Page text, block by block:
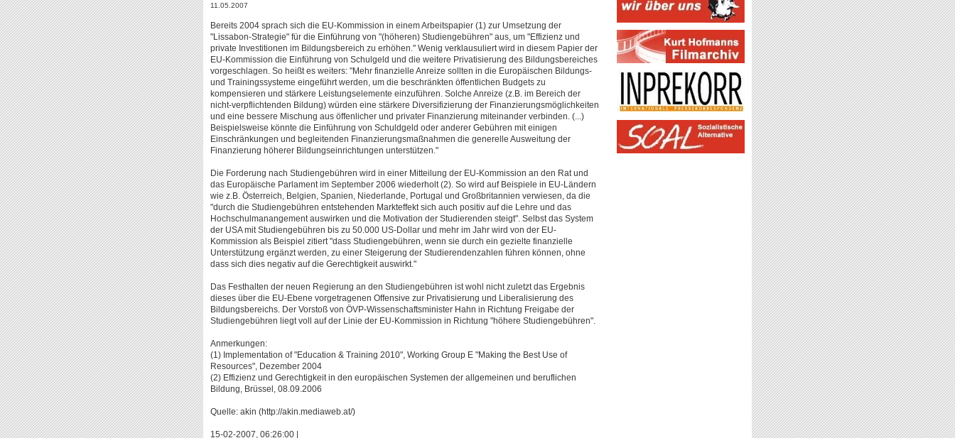
11.05.2007
Bereits 2004 sprach sich die EU-Kommission in einem Arbeitspapier (1) zur Umsetzung der
"Lissabon-Strategie" für die Einführung von "(höheren) Studiengebühren" aus, um "Effizienz und
private Investitionen im Bildungsbereich zu erhöhen." Wenig verklausuliert wird in diesem Papier der
EU-Kommission die Einführung von Schulgeld und die weitere Privatisierung des Bildungsbereiches
vorgeschlagen. So heißt es weiters: "Mehr finanzielle Anreize sollten in die Europäischen Bildungs-
und Trainingssysteme eingeführt werden, um die beschränkten öffentlichen Budgets zu
kompensieren und stärkere Leistungselemente einzuführen. Solche Anreize (z.B. im Bereich der
nicht-verpflichtenden Bildung) würden eine stärkere Diversifizierung der Finanzierungsmöglichkeiten
und eine bessere Mischung aus öffenlicher und privater Finanzierung miteinander verbinden. (...)
Beispielsweise könnte die Einführung von Schuldgeld oder anderer Gebühren mit einigen
Einschränkungen und begleitenden Finanzierungsmaßnahmen die generelle Ausweitung der
Finanzierung höherer Bildungseinrichtungen unterstützen."
Die Forderung nach Studiengebühren wird in einer Mitteilung der EU-Kommission an den Rat und
das Europäische Parlament im September 2006 wiederholt (2). So wird auf Beispiele in EU-Ländern
wie z.B. Österreich, Belgien, Spanien, Niederlande, Portugal und Großbritannien verwiesen, da die
"durch die Studiengebühren entstehenden Markteffekt sich auch positiv auf die Lehre und das
Hochschulmanangement auswirken und die Motivation der Studierenden steigt". Selbst das System
der USA mit Studiengebühren bis zu 50.000 US-Dollar und mehr im Jahr wird von der EU-
Kommission als Beispiel zitiert "dass Studiengebühren, wenn sie durch ein gezielte finanzielle
Unterstützung ergänzt werden, zu einer Steigerung der Studierendenzahlen führen können, ohne
dass sich dies negativ auf die Gerechtigkeit auswirkt."
Das Festhalten der neuen Regierung an den Studiengebühren ist wohl nicht zuletzt das Ergebnis
dieses über die EU-Ebene vorgetragenen Offensive zur Privatisierung und Liberalisierung des
Bildungsbereichs. Der Vorstoß von ÖVP-Wissenschaftsminister Hahn in Richtung Freigabe der
Studiengebühren liegt voll auf der Linie der EU-Kommission in Richtung "höhere Studiengebühren".
Anmerkungen:
(1) Implementation of "Education & Training 2010", Working Group E "Making the Best Use of
Resources", Dezember 2004
(2) Effizienz und Gerechtigkeit in den europäischen Systemen der allgemeinen und beruflichen
Bildung, Brüssel, 08.09.2006
Quelle: akin (http://akin.mediaweb.at/)
15-02-2007, 06:26:00 |